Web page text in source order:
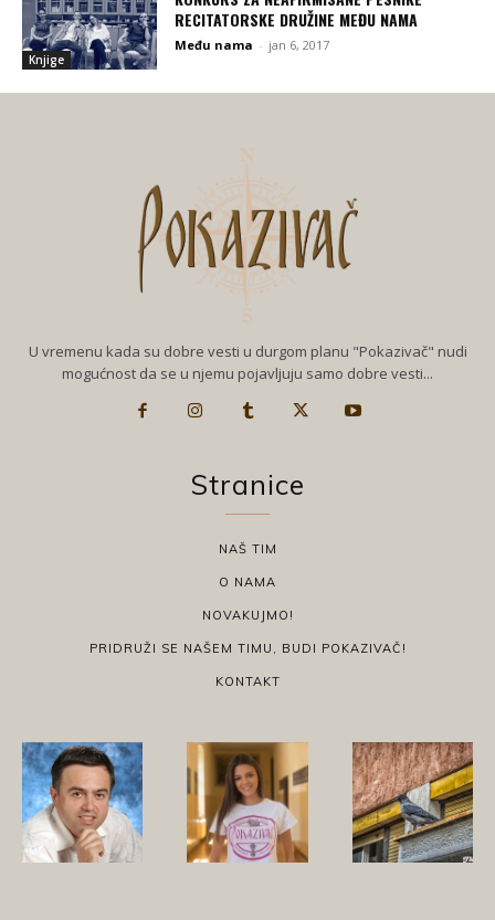
Knjige
RECITATORSKE DRUŽINE MEĐU NAMA
Među nama - jan 6, 2017
U vremenu kada su dobre vesti u durgom planu "Pokazivač" nudi
mogućnost da se u njemu pojavljuju samo dobre vesti...
Stranice
NAŠ TIM
O NAMA
NOVAKUJMO!
PRIDRUŽI SE NAŠEM TIMU, BUDI POKAZIVAČ!
KONTAKT